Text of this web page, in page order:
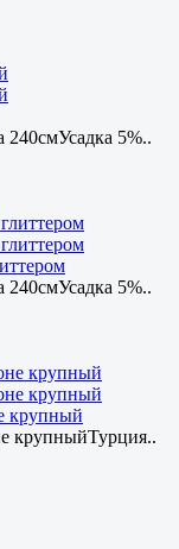
5%..
5%..
крупный
крупныйТурция..